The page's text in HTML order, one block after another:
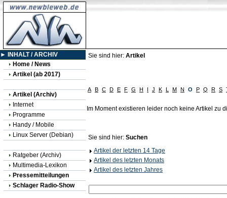
► INHALT / ARCHIV
Home / News
Artikel (ab 2017)
Artikel (Archiv)
Internet
Programme
Handy / Mobile
Linux Server (Debian)
Ratgeber (Archiv)
Multimedia-Lexikon
Pressemitteilungen
Schlager Radio-Show
Sie sind hier: Artikel
A B C D E F G H I J K L M N O P Q R S
Im Moment existieren leider noch keine Artikel zu
Sie sind hier: Suchen
Artikel der letzten 14 Tage
Artikel des letzten Monats
Artikel des letzten Jahres